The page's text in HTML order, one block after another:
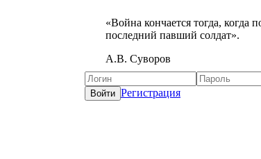
«Война кончается тогда, когда
последний павший солдат».
А.В. Суворов
Регистрация